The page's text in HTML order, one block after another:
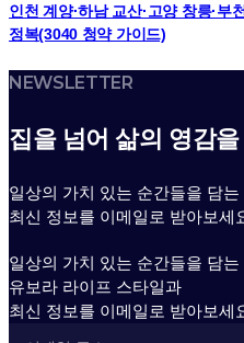
인천 계양·하남 교산·고양 창릉·부
정복(3040 청약 가이드)
NEWSLETTER
집을 넘어 삶의 영감
일상의 가치 있는 순간들을 담
최신 정보를 이메일로 받아보세
일상의 가치 있는 순간들을 담는
유보라 라이프 스타일과
최신 정보를 이메일로 받아보세